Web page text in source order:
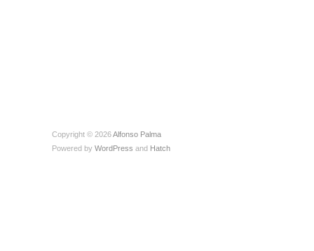
Copyright © 2026Alfonso Palma
Powered by WordPress and Hatch